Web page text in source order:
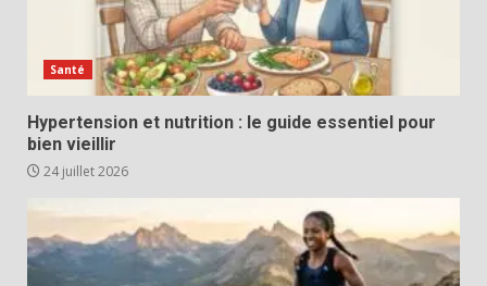
Santé
Hypertension et nutrition : le guide essentiel pour
bien vieillir
24 juillet 2026